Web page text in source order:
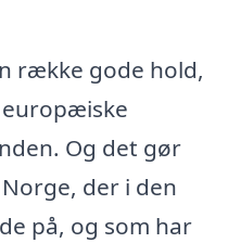
række gode hold,
Og det gør
der i den
på, og som har